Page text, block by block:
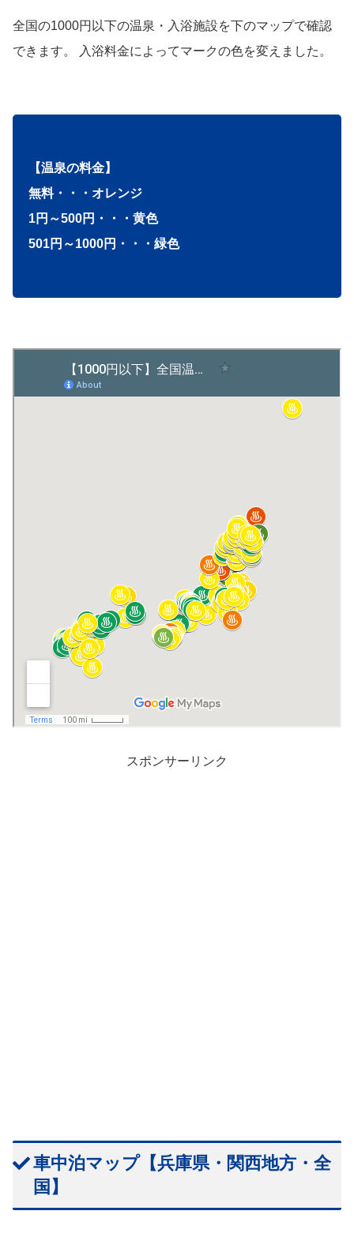
全国の1000円以下の温泉・入浴施設を下のマップで確認
できます。 入浴料金によってマークの色を変えました。
【温泉の料金】
無料・・・オレンジ
1円～500円・・・黄色
501円～1000円・・・緑色
スポンサーリンク
車中泊マップ【兵庫県・関西地方・全
国】